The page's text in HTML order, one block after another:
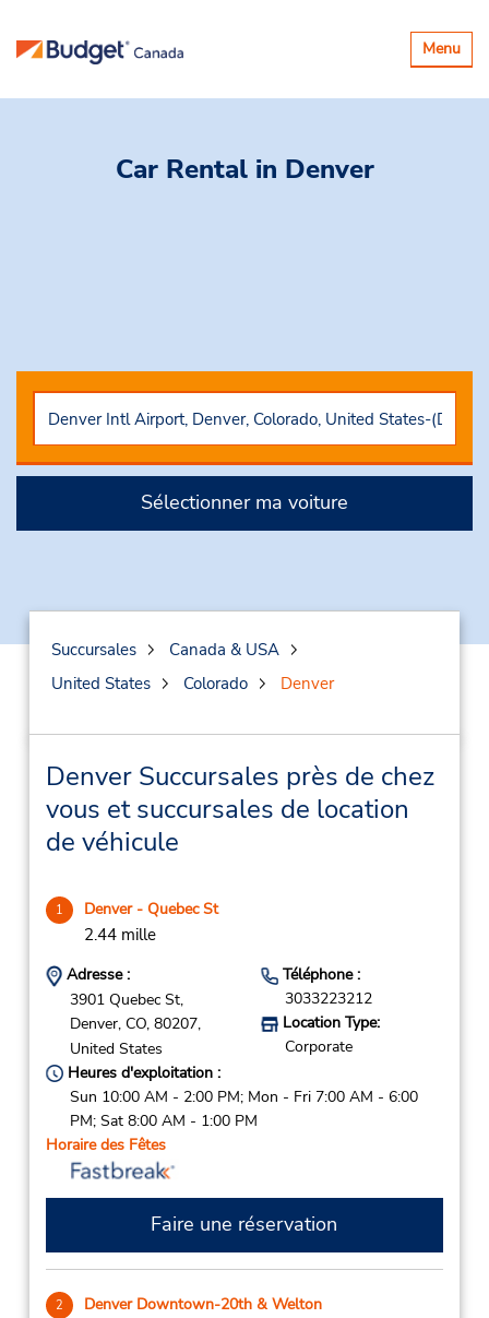
Basculer
la
Menu
Car Rental in Denver
Sélectionner ma voiture
Succursales
Canada & USA
United States
Colorado Denver
Denver Succursales près de chez
vous et succursales de location
de véhicule
1 Denver - Quebec St
2.44 mille
Adresse :
3901 Quebec St,
Denver, CO, 80207,
United States
Téléphone :
3033223212
Location Type:
Corporate
Heures d'exploitation :
Sun 10:00 AM - 2:00 PM; Mon - Fri 7:00 AM - 6:00
PM; Sat 8:00 AM - 1:00 PM
Horaire des Fêtes
Faire une réservation
2 Denver Downtown-20th & Welton